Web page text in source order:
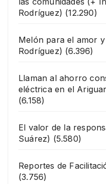
Rodríguez) (12.290)
Melón para el amor
Rodríguez) (6.396)
Llaman al ahorro
eléctrica en el
(6.158)
El valor de la
Suárez) (5.580)
Reportes de
(3.756)